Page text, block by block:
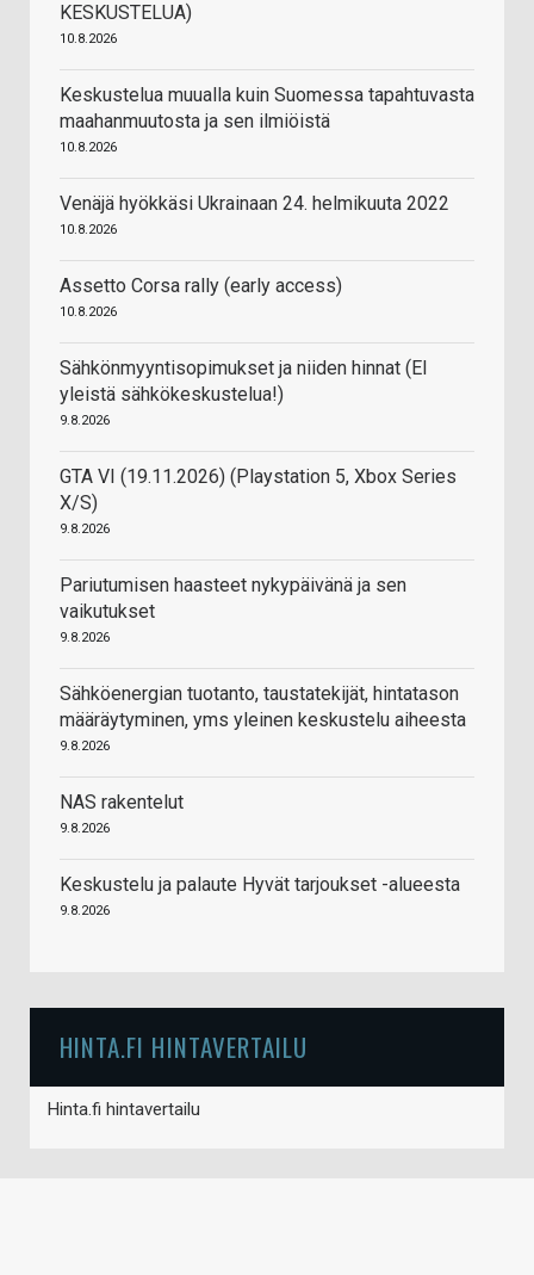
KESKUSTELUA)
10.8.2026
Keskustelua muualla kuin Suomessa tapahtuvasta
maahanmuutosta ja sen ilmiöistä
10.8.2026
Venäjä hyökkäsi Ukrainaan 24. helmikuuta 2022
10.8.2026
Assetto Corsa rally (early access)
10.8.2026
Sähkönmyyntisopimukset ja niiden hinnat (EI
yleistä sähkökeskustelua!)
9.8.2026
GTA VI (19.11.2026) (Playstation 5, Xbox Series
X/S)
9.8.2026
Pariutumisen haasteet nykypäivänä ja sen
vaikutukset
9.8.2026
Sähköenergian tuotanto, taustatekijät, hintatason
määräytyminen, yms yleinen keskustelu aiheesta
9.8.2026
NAS rakentelut
9.8.2026
Keskustelu ja palaute Hyvät tarjoukset -alueesta
9.8.2026
HINTA.FI HINTAVERTAILU
Hinta.fi hintavertailu